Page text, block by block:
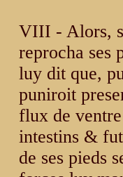
VIII - Alors,
reprocha ses
luy dit que,
puniroit
flux de
intestins &
de ses pieds